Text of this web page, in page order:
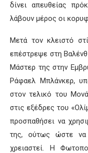
δίνει απευθείας
λάβουν μέρος οι
Μετά τον κλειστό
επέστρεψε στη
Μάστερ της στην
Ράφαελ Μπλάνκερ,
στον τελικό του
στις εξέδρες του
προσπαθήσει να
της, ούτως ώστε
χρειαστεί. Η